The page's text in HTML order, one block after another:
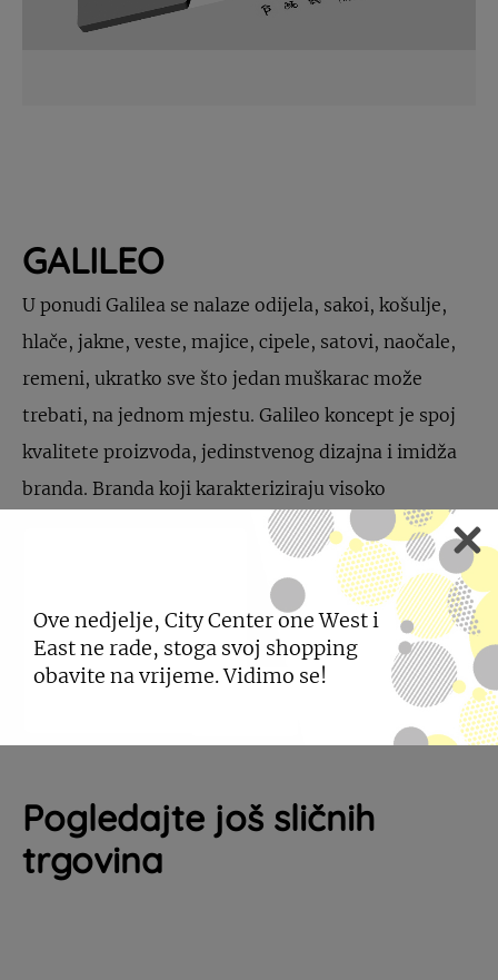
GALILEO
U ponudi Galilea se nalaze odijela, sakoi, košulje,
hlače, jakne, veste, majice, cipele, satovi, naočale,
remeni, ukratko sve što jedan muškarac može
trebati, na jednom mjestu. Galileo koncept je spoj
kvalitete proizvoda, jedinstvenog dizajna i imidža
branda. Branda koji karakteriziraju visoko
estetizirana odijela, odijela koja dodatno
naglašavaju muževnost. Galileo je utjelovio
muškarca za 21. stoljeće, poslovnog ali s dozom
urbanosti i naglašene elegancije.
Pogledajte još sličnih
trgovina
Ove nedjelje, City Center one West i
East ne rade, stoga svoj shopping
obavite na vrijeme. Vidimo se!